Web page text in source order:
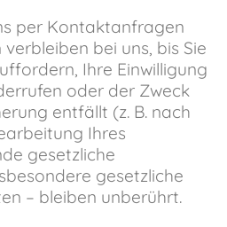
per Kontaktanfragen
bei uns, bis Sie
Ihre Einwilligung
oder der Zweck
entfällt (z. B. nach
Ihres
gesetzliche
gesetzliche
– bleiben unberührt.